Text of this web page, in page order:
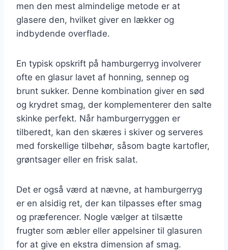
men den mest almindelige metode er at
glasere den, hvilket giver en lækker og
indbydende overflade.
En typisk opskrift på hamburgerryg involverer
ofte en glasur lavet af honning, sennep og
brunt sukker. Denne kombination giver en sød
og krydret smag, der komplementerer den salte
skinke perfekt. Når hamburgerryggen er
tilberedt, kan den skæres i skiver og serveres
med forskellige tilbehør, såsom bagte kartofler,
grøntsager eller en frisk salat.
Det er også værd at nævne, at hamburgerryg
er en alsidig ret, der kan tilpasses efter smag
og præferencer. Nogle vælger at tilsætte
frugter som æbler eller appelsiner til glasuren
for at give en ekstra dimension af smag.